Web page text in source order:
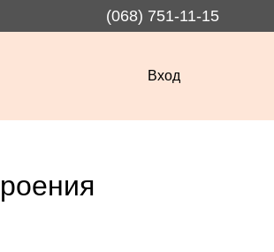
(068) 751-11-15
Вход